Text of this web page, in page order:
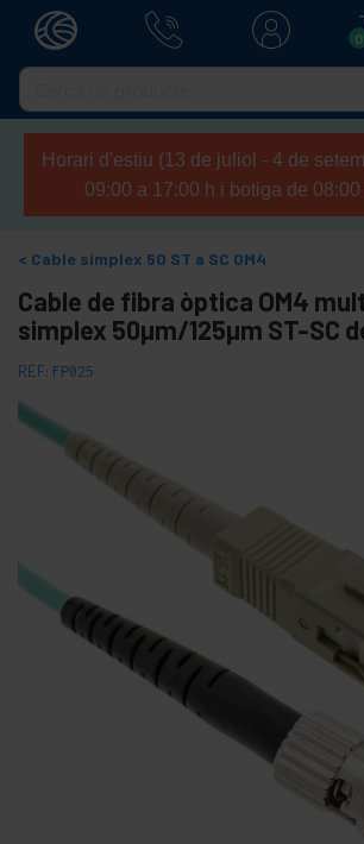
0
Horari d'estiu (13 de juliol - 4 de
09:00 a 17:00 h i botiga de
Cable símplex 50 ST a SC OM4
Cable de fibra òptica OM4
simplex 50µm/125µm ST-SC
REF: FP025